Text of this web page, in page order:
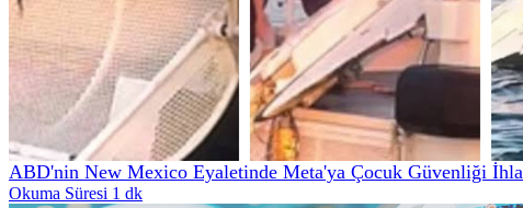
ABD'nin New Mexico Eyaletinde Meta'ya Çocuk Güvenliği
Okuma Süresi 1 dk